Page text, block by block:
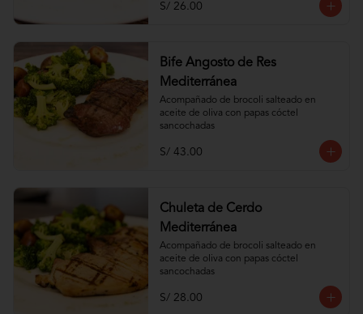
S/ 26.00
Bife Angosto de Res
Mediterránea
Acompañado de brocoli salteado en
aceite de oliva con papas cóctel
sancochadas
S/ 43.00
Chuleta de Cerdo
Mediterránea
Acompañado de brocoli salteado en
aceite de oliva con papas cóctel
sancochadas
S/ 28.00